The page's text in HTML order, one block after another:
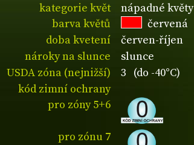
kategorie květ
nápadné květy
barva květů
červená
doba kvetení
červen-říjen
nároky na slunce
slunce
USDA zóna (nejnižší)
3 (do -40°C)
kód zimní ochrany
pro zóny 5+6
pro zónu 7